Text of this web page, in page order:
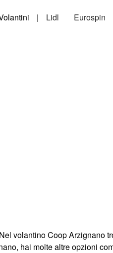
| Lidl Eurospin
volantino Coop Arzignano
hai molte altre opzioni